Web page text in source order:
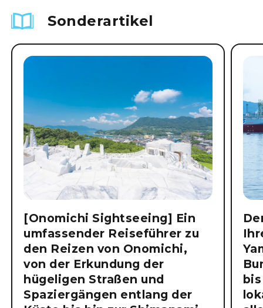
Sonderartikel
[Onomichi Sightseeing] Ein
umfassender Reiseführer zu
den Reizen von Onomichi,
von der Erkundung der
hügeligen Straßen und
Spaziergängen entlang der